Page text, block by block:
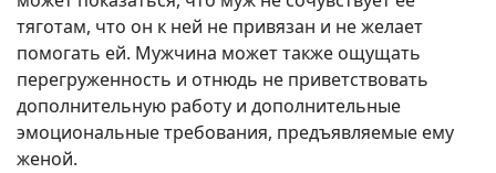
тяготам, что он к ней не привязан и не желает
помогать ей. Мужчина может также ощущать
перегруженность и отнюдь не приветствовать
дополнительную работу и дополнительные
эмоциональные требования, предъявляемые ему
женой.